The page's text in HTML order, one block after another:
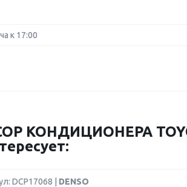
к 17:00
КОНДИЦИОНЕРА
DCP17068 | DENSO